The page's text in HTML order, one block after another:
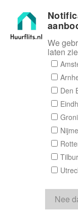
We
laten
Den
Nee